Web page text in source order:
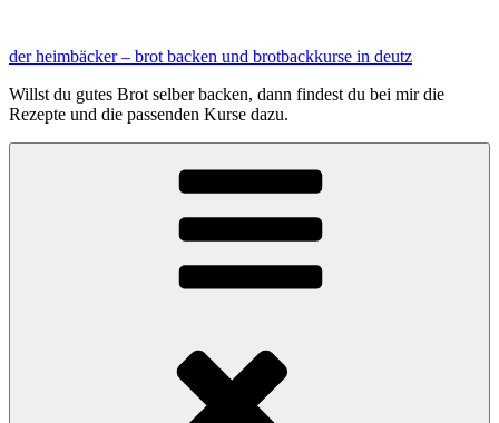
springen
der heimbäcker – brot backen und brotbackkurse in deutz
Willst du gutes Brot selber backen, dann findest du bei mir die
Rezepte und die passenden Kurse dazu.